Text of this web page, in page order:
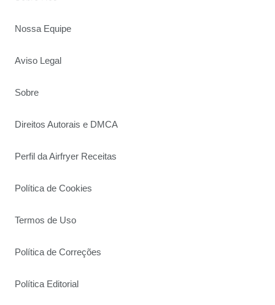
Nossa Equipe
Aviso Legal
Sobre
Direitos Autorais e DMCA
Perfil da Airfryer Receitas
Política de Cookies
Termos de Uso
Política de Correções
Política Editorial